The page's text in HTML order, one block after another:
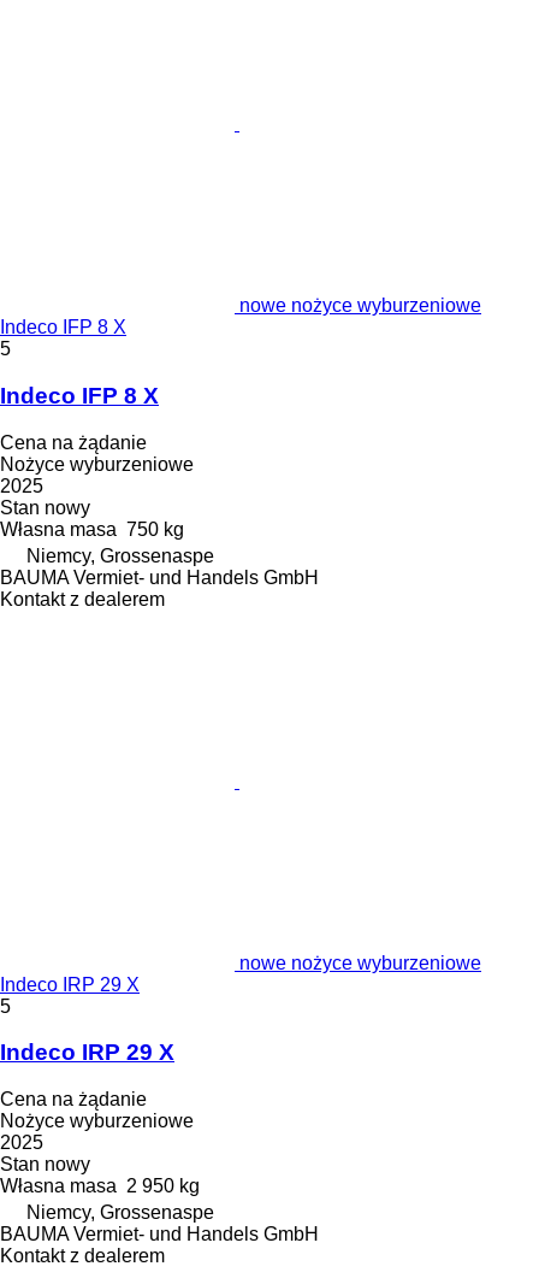
nowe nożyce wyburzeniowe
Indeco IFP 8 X
5
Indeco IFP 8 X
Cena na żądanie
Nożyce wyburzeniowe
2025
Stan nowy
Własna masa 750 kg
Niemcy, Grossenaspe
BAUMA Vermiet- und Handels GmbH
Kontakt z dealerem
nowe nożyce wyburzeniowe
Indeco IRP 29 X
5
Indeco IRP 29 X
Cena na żądanie
Nożyce wyburzeniowe
2025
Stan nowy
Własna masa 2 950 kg
Niemcy, Grossenaspe
BAUMA Vermiet- und Handels GmbH
Kontakt z dealerem